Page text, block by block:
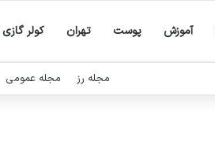
آموزش پوست تهران کولر گازی
مجله رز مجله عمومی